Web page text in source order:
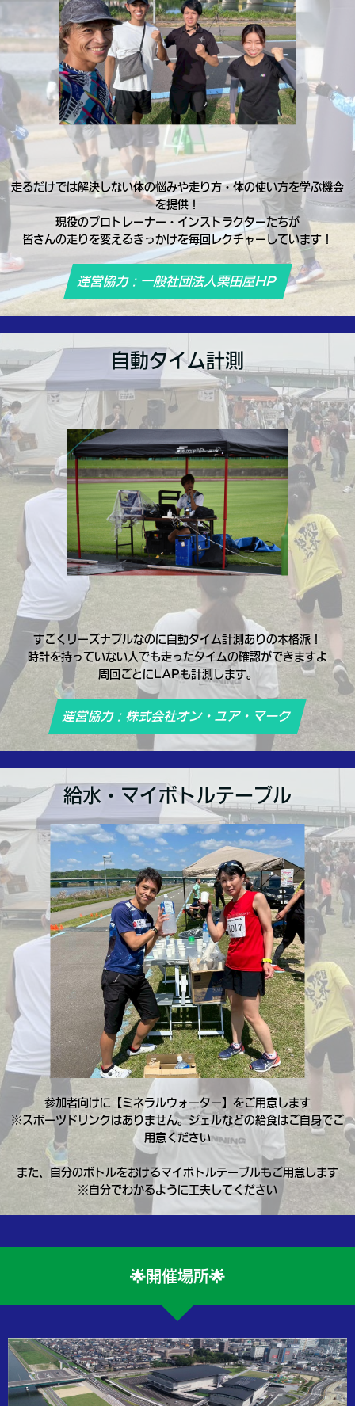
走るだけでは解決しない体の悩みや走り方・体の使い方を学ぶ機会
を提供！
現役のプロトレーナー・インストラクターたちが
皆さんの走りを変えるきっかけを毎回レクチャーしています！
運営協力：一般社団法人栗田屋HP
自動タイム計測
すごくリーズナブルなのに自動タイム計測ありの本格派！
時計を持っていない人でも走ったタイムの確認ができますよ
周回ごとにLAPも計測します。
運営協力：株式会社オン・ユア・マーク
給水・マイボトルテーブル
参加者向けに【ミネラルウォーター】をご用意します
※スポーツドリンクはありません。ジェルなどの給食はご自身でご
用意ください
また、自分のボトルをおけるマイボトルテーブルもご用意します
※自分でわかるように工夫してください
🌟開催場所🌟